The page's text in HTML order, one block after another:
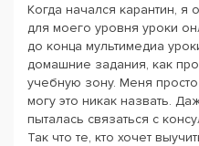
Когда начался карантин,
для моего уровня уроки
до конца мультимедиа
домашние задания, как
учебную зону. Меня
могу это никак назвать.
пыталась связаться с
Так что те, кто хочет